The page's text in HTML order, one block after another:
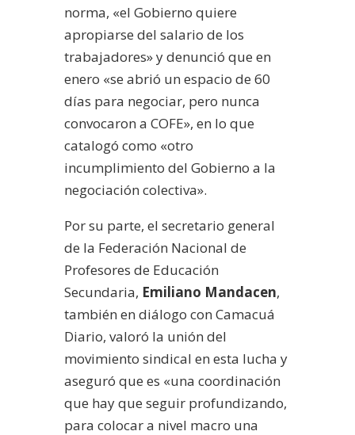
norma, «el Gobierno quiere
apropiarse del salario de los
trabajadores» y denunció que en
enero «se abrió un espacio de 60
días para negociar, pero nunca
convocaron a COFE», en lo que
catalogó como «otro
incumplimiento del Gobierno a la
negociación colectiva».
Por su parte, el secretario general
de la Federación Nacional de
Profesores de Educación
Secundaria, Emiliano Mandacen,
también en diálogo con Camacuá
Diario, valoró la unión del
movimiento sindical en esta lucha y
aseguró que es «una coordinación
que hay que seguir profundizando,
para colocar a nivel macro una